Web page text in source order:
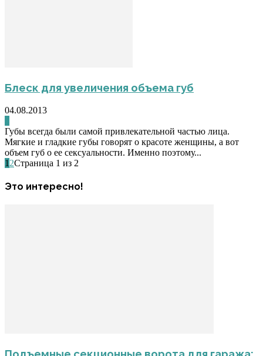
Блеск для увеличения объема губ
04.08.2013
Губы всегда были самой привлекательной частью лица.
Мягкие и гладкие губы говорят о красоте женщины, а вот
объем губ о ее сексуальности. Именно поэтому...
1 2Страница 1 из 2
Это интересно!